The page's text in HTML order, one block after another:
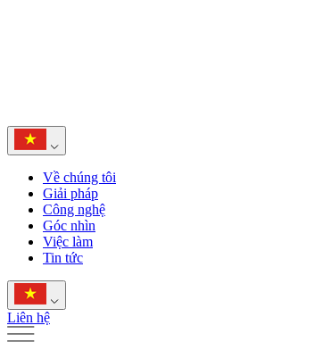
Về chúng tôi
Giải pháp
Công nghệ
Góc nhìn
Việc làm
Tin tức
Liên hệ